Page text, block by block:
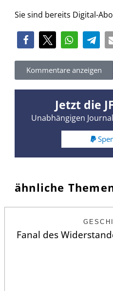
Sie sind bereits Digital-
Kommentare anzeigen
Jetzt die
Unabhängigen
ähnliche
Fanal des